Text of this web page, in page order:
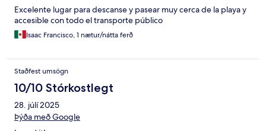
Excelente lugar para descanse y pasear muy cerca de la playa y
accesible con todo el transporte público
Isaac Francisco, 1 nætur/nátta ferð
Staðfest umsögn
10/10 Stórkostlegt
28. júlí 2025
Þýða með Google